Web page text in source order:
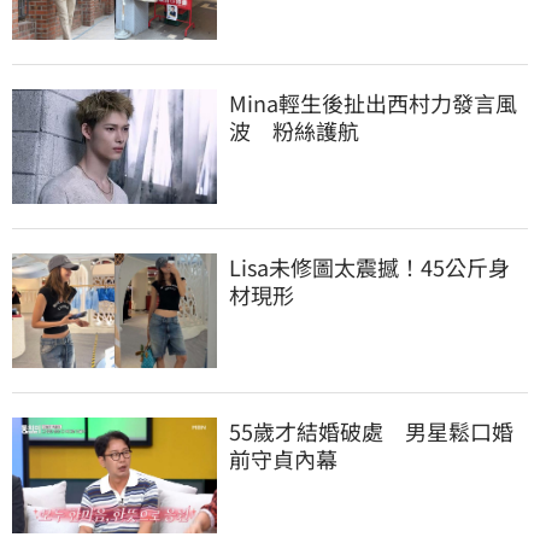
Mina輕生後扯出西村力發言風
波　粉絲護航
Lisa未修圖太震撼！45公斤身
材現形
55歲才結婚破處　男星鬆口婚
前守貞內幕